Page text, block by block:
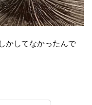
かしてなかったんで